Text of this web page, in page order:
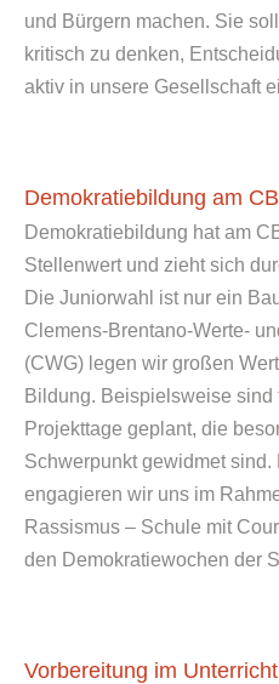
und Bürgern machen. Sie
kritisch zu denken,
aktiv in unsere Gesellschaft
Demokratiebildung am
Demokratiebildung hat am
Stellenwert und zieht sich
Die Juniorwahl ist nur ein
Clemens-Brentano-Werte-
(CWG) legen wir großen
Bildung. Beispielsweise
Projekttage geplant, die
Schwerpunkt gewidmet sind.
engagieren wir uns im
Rassismus – Schule mit
den Demokratiewochen der
Vorbereitung im